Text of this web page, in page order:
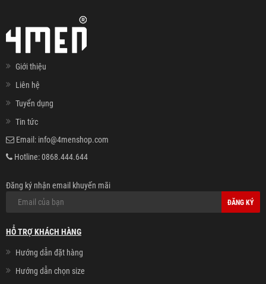
Giới thiệu
Liên hệ
Tuyển dụng
Tin tức
Email: info@4menshop.com
Hotline:0868.444.644
Đăng ký nhận email khuyến mãi
ĐĂNG KÝ
HỖ TRỢ KHÁCH HÀNG
Hướng dẫn đặt hàng
Hướng dẫn chọn size